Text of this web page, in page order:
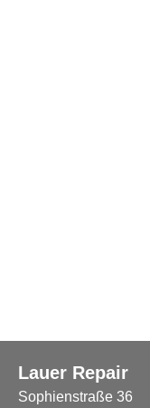
Lauer Repair
Sophienstraße 36